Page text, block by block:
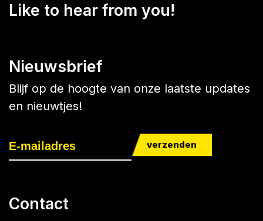
Like to hear from you!
Nieuwsbrief
Blijf op de hoogte van onze laatste updates
en nieuwtjes!
verzenden
Contact